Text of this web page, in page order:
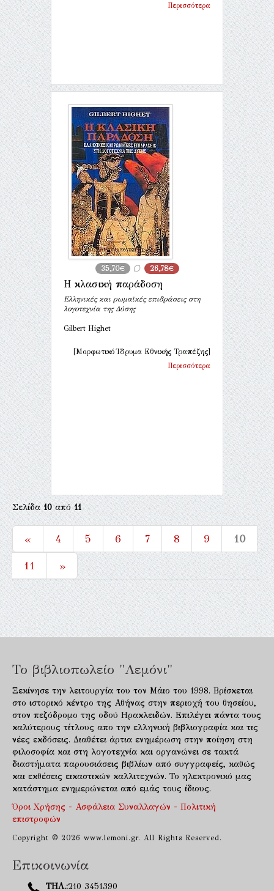
Περισσότερα
35,70€ 26,78€
Η κλασική παράδοση
Ελληνικές και ρωμαϊκές επιδράσεις στη
λογοτεχνία της Δύσης
Gilbert Highet
[Μορφωτικό Ίδρυμα Εθνικής Τραπέζης]
Περισσότερα
Σελίδα10από11
« 4 5 6 7 8 9
10
11
»
Το βιβλιοπωλείο "Λεμόνι"
Ξεκίνησε την λειτουργία του τον Μάιο του 1998. Βρίσκεται
στο ιστορικό κέντρο της Αθήνας στην περιοχή του θησείου,
στον πεζόδρομο της οδού Ηρακλειδών. Επιλέγει πάντα τους
καλύτερους τίτλους απο την ελληνική βιβλιογραφία και τις
νέες εκδόσεις. Διαθέτει άρτια ενημέρωση στην ποίηση στη
φιλοσοφία και στη λογοτεχνία και οργανώνει σε τακτά
διαστήματα παρουσιάσεις βιβλίων από συγγραφείς, καθώς
και εκθέσεις εικαστικών καλλιτεχνών. Το ηλεκτρονικό μας
κατάστημα ενημερώνεται από εμάς τους ίδιους.
Όροι Χρήσης - Ασφάλεια Συναλλαγών - Πολιτική
επιστροφών
Copyright © 2026 www.lemoni.gr. All Rights Reserved.
Επικοινωνία
ΤΗΛ.:210 3451390